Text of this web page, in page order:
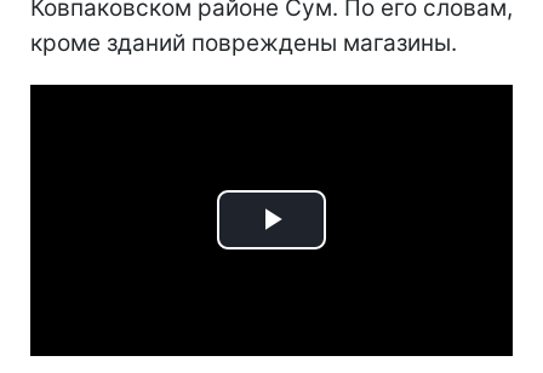
Ковпаковском районе Сум. По его словам,
кроме зданий повреждены магазины.
Play